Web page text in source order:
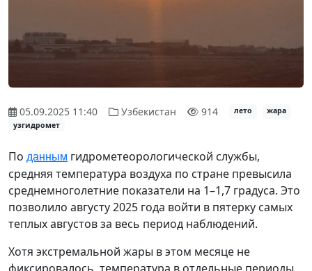
05.09.2025 11:40 Узбекистан 914 лето
жара
узгидромет
По данным гидрометеорологической службы,
средняя температура воздуха по стране превысила
среднемноголетние показатели на 1–1,7 градуса. Это
позволило августу 2025 года войти в пятерку самых
теплых августов за весь период наблюдений.
Хотя экстремальной жары в этом месяце не
фиксировалось, температура в отдельные периоды